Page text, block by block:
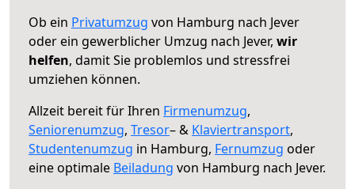
Ob ein Privatumzug von Hamburg nach Jever
oder ein gewerblicher Umzug nach Jever, wir
helfen, damit Sie problemlos und stressfrei
umziehen können.
Allzeit bereit für Ihren Firmenumzug,
Seniorenumzug, Tresor– & Klaviertransport,
Studentenumzug in Hamburg, Fernumzug oder
eine optimale Beiladung von Hamburg nach Jever.